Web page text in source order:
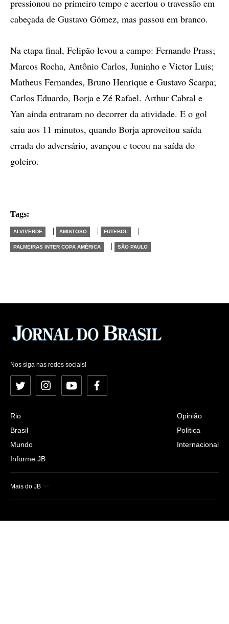
pressionou no primeiro tempo e acertou o travessão em
cabeçada de Gustavo Gómez, mas passou em branco.
Na etapa final, Felipão levou a campo: Fernando Prass;
Marcos Rocha, Antônio Carlos, Juninho e Victor Luis;
Matheus Fernandes, Bruno Henrique e Gustavo Scarpa;
Carlos Eduardo, Borja e Zé Rafael. Arthur Cabral e
Yan ainda entraram no decorrer da atividade. E o gol
saiu aos 11 minutos, quando Borja aproveitou saída
errada do adversário, avançou e tocou na saída do
goleiro.
Tags:
ALVIVERDE | AMISTOSO | FUTEBOL |
PALMEIRAS INTER COPA AMÉRICA | SÃO PAULO
Nos siga nas redes sociais!
Twitter InstagramYouTubeFacebook
Rio
Brasil
Mundo
Informe JB
Opinião
Política
Internacional
Mais do JB
Esportes